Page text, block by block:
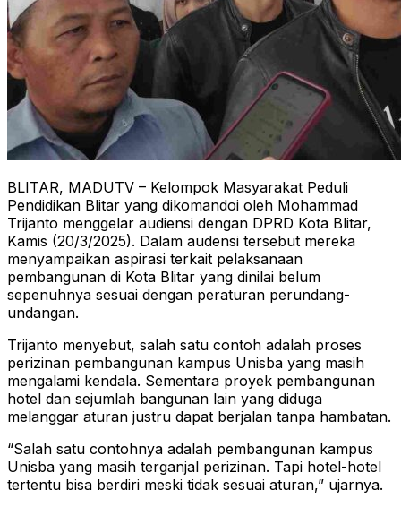
BLITAR, MADUTV – Kelompok Masyarakat Peduli
Pendidikan Blitar yang dikomandoi oleh Mohammad
Trijanto menggelar audiensi dengan DPRD Kota Blitar,
Kamis (20/3/2025). Dalam audensi tersebut mereka
menyampaikan aspirasi terkait pelaksanaan
pembangunan di Kota Blitar yang dinilai belum
sepenuhnya sesuai dengan peraturan perundang-
undangan.
Trijanto menyebut, salah satu contoh adalah proses
perizinan pembangunan kampus Unisba yang masih
mengalami kendala. Sementara proyek pembangunan
hotel dan sejumlah bangunan lain yang diduga
melanggar aturan justru dapat berjalan tanpa hambatan.
“Salah satu contohnya adalah pembangunan kampus
Unisba yang masih terganjal perizinan. Tapi hotel-hotel
tertentu bisa berdiri meski tidak sesuai aturan,” ujarnya.